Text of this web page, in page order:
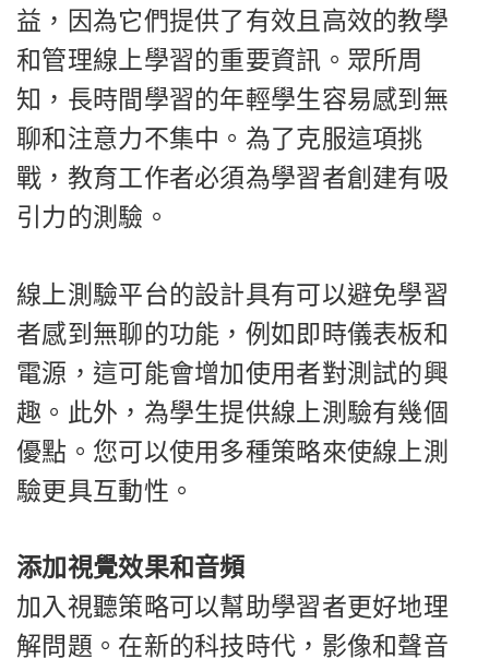
益，因為它們提供了有效且高效的教學
和管理線上學習的重要資訊。眾所周
知，長時間學習的年輕學生容易感到無
聊和注意力不集中。為了克服這項挑
戰，教育工作者必須為學習者創建有吸
引力的測驗。
線上測驗平台的設計具有可以避免學習
者感到無聊的功能，例如即時儀表板和
電源，這可能會增加使用者對測試的興
趣。此外，為學生提供線上測驗有幾個
優點。您可以使用多種策略來使線上測
驗更具互動性。
添加視覺效果和音頻
加入視聽策略可以幫助學習者更好地理
解問題。在新的科技時代，影像和聲音